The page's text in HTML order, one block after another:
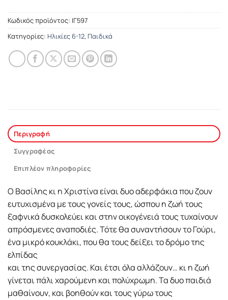
Κωδικός προϊόντος: ΙΓ597
Κατηγορίες: Ηλικίες 6-12, Παιδικά
Περιγραφή
Συγγραφέας
Επιπλέον πληροφορίες
Ο Βασίλης κι η Χριστίνα είναι δυο αδερφάκια που ζουν
ευτυχισμένα με τους γονείς τους, ώσπου η ζωή τους
ξαφνικά δυσκολεύει και στην οικογένειά τους τυχαίνουν
απρόσμενες αναποδιές. Τότε θα συναντήσουν το Γούρι,
ένα μικρό κουκλάκι, που θα τους δείξει το δρόμο της
ελπίδας
και της συνεργασίας. Και έτσι όλα αλλάζουν… κι η ζωή
γίνεται πάλι χαρούμενη και πολύχρωμη. Τα δυο παιδιά
μαθαίνουν, και βοηθούν και τους γύρω τους